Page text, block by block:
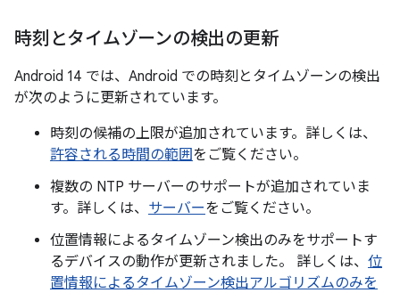
時刻とタイムゾーンの検出の更新
Android 14 では、Android での時刻とタイムゾーンの検出
が次のように更新されています。
時刻の候補の上限が追加されています。詳しくは、
許容される時間の範囲をご覧ください。
複数の NTP サーバーのサポートが追加されていま
す。詳しくは、 サーバーをご覧ください。
位置情報によるタイムゾーン検出のみをサポートす
るデバイスの動作が更新されました。 詳しくは、 位
置情報によるタイムゾーン検出アルゴリズムのみを